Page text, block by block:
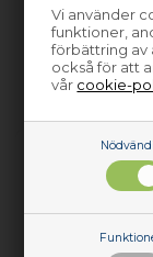
Vi använder
funktioner,
förbättring av
också för att
vår cookie-
HJÄLP